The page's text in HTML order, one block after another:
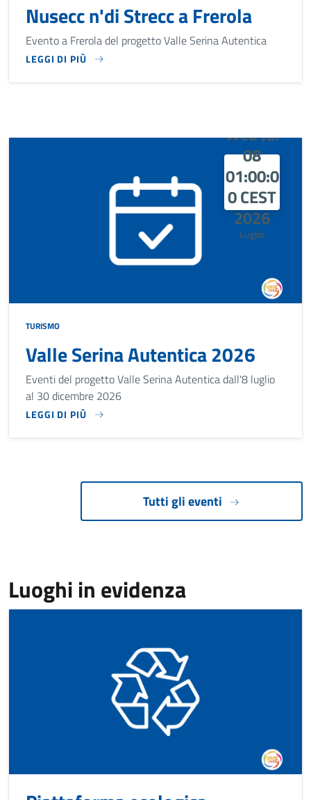
Nusecc n'di Strecc a Frerola
Evento a Frerola del progetto Valle Serina Autentica
LEGGI DI PIÙ
EVENTO A FREROLA DEL PROGETTO VALLE SERINA
Wed Jul
08
01:00:0
0 CEST
2026
Luglio
TURISMO
Valle Serina Autentica 2026
Eventi del progetto Valle Serina Autentica dall'8 luglio
al 30 dicembre 2026
LEGGI DI PIÙ
EVENTI DEL PROGETTO VALLE SERINA AUTENTICA DALL'8
Tutti gli eventi
Luoghi in evidenza